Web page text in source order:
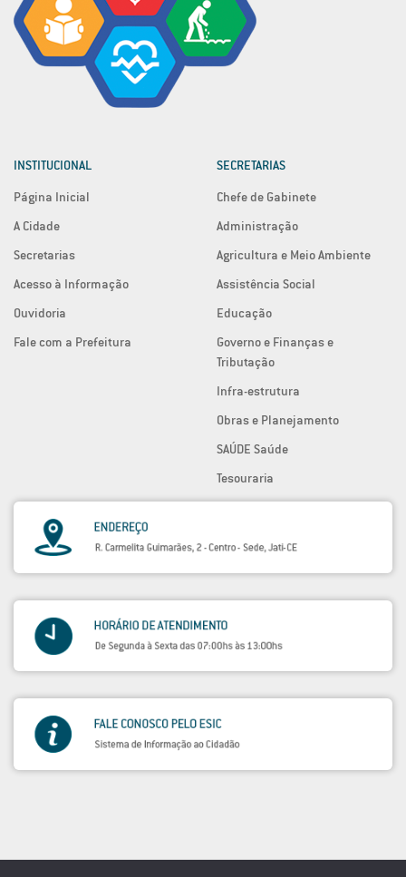
INSTITUCIONAL
Página Inicial
A Cidade
Secretarias
Acesso à Informação
Ouvidoria
Fale com a Prefeitura
SECRETARIAS
Chefe de Gabinete
Administração
Agricultura e Meio Ambiente
Assistência Social
Educação
Governo e Finanças e
Tributação
Infra-estrutura
Obras e Planejamento
SAÚDE Saúde
Tesouraria